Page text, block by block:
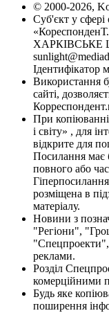
© 2000-2026,
Суб'єкт у сфері
ХАРКІВСЬКЕ
Ідентифікатор
Використання
сайті,
При копіюванні
і світу» , для
відкрите для
Посилання має
повного або
розміщена в
матеріалу.
Новини з
"Регіони",
реклами.
Розділ
комерційними
Будь яке
поширення